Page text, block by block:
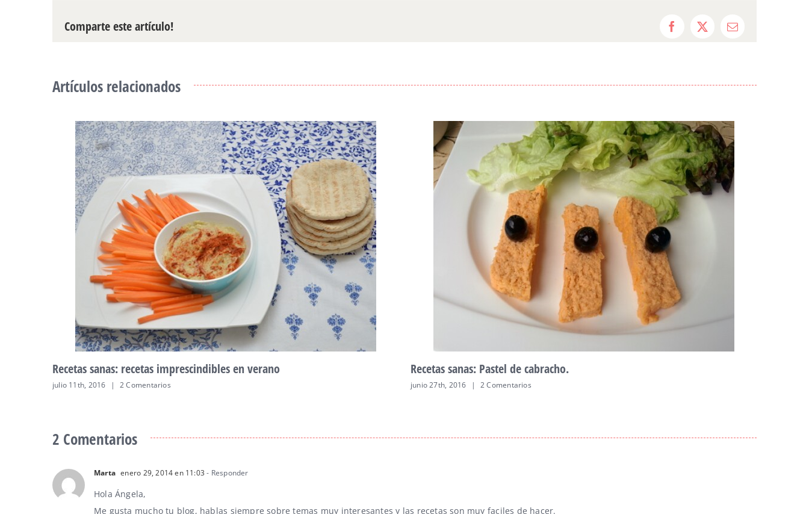
Comparte este artículo! Facebook
X
Correo
Artículos relacionados
Recetas sanas: Lasaña fría de gambas con vinagreta de tomate.
junio 5th, 2016 | 2 Comentarios
Recetas sanas: Recetas Halloween fáciles
octubre 26th, 2016 | 17 Comentarios
2 Comentarios
Marta enero 29, 2014 en 11:03- Responder
Hola Ángela,
Me gusta mucho tu blog, hablas siempre sobre temas muy interesantes y las recetas son muy faciles de hacer.